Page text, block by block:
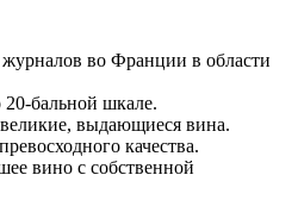
во Франции в области
бальной шкале.
выдающиеся вина.
качества.
вино с собственной